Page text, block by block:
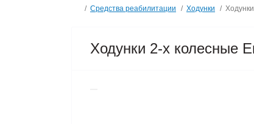
Средства реабилитации Ходунки
Ходунки 2-х колесные